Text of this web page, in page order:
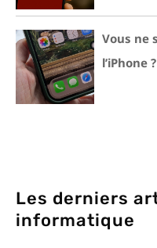
Vous ne
l’iPhone
Les derniers
informatique